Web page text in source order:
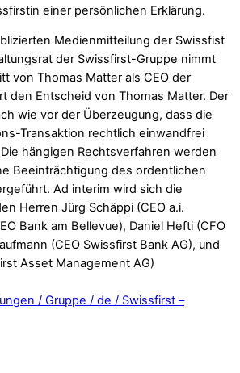
einer persönlichen Erklärung.
Medienmitteilung der Swissfist
der Swissfirst-Gruppe nimmt
von Thomas Matter als CEO der
den Entscheid von Thomas Matter. Der
wie vor der Überzeugung, dass die
Transaktion rechtlich einwandfrei
hängigen Rechtsverfahren werden
Beeinträchtigung des ordentlichen
Ad interim wird sich die
Herren Jürg Schäppi (CEO a.i.
Bank am Bellevue), Daniel Hefti (CFO
(CEO Swissfirst Bank AG), und
Asset Management AG)
/ Gruppe / de / Swissfirst –